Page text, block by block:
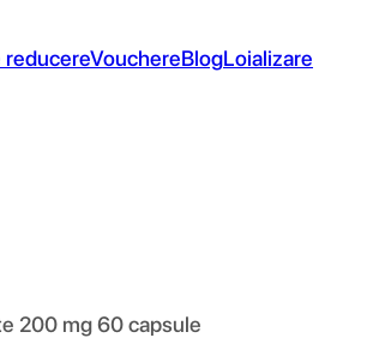
reducereVouchereBlogLoializare
200 mg 60 capsule